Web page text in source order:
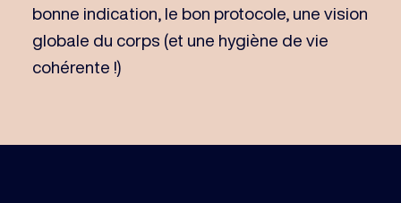
bonne indication, le bon protocole, une vision
globale du corps (et une hygiène de vie
cohérente !)